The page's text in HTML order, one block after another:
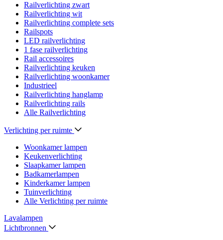
Railverlichting zwart
Railverlichting wit
Railverlichting complete sets
Railspots
LED railverlichting
1 fase railverlichting
Rail accessoires
Railverlichting keuken
Railverlichting woonkamer
Industrieel
Railverlichting hanglamp
Railverlichting rails
Alle Railverlichting
Verlichting per ruimte
Woonkamer lampen
Keukenverlichting
Slaapkamer lampen
Badkamerlampen
Kinderkamer lampen
Tuinverlichting
Alle Verlichting per ruimte
Lavalampen
Lichtbronnen